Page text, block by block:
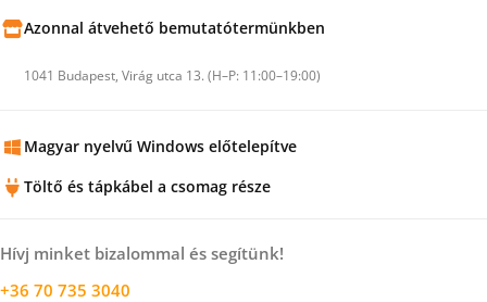
Azonnal átvehető bemutatótermünkben
1041 Budapest, Virág utca 13. (H–P: 11:00–19:00)
Magyar nyelvű Windows előtelepítve
Töltő és tápkábel a csomag része
Hívj minket bizalommal és segítünk!
+36 70 735 3040